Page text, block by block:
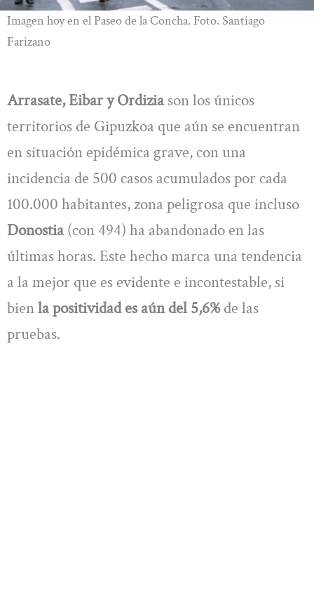
Imagen hoy en el Paseo de la Concha. Foto. Santiago
Farizano
Arrasate, Eibar y Ordiziason los únicos
territorios de Gipuzkoa que aún se encuentran
en situación epidémica grave, con una
incidencia de 500 casos acumulados por cada
100.000 habitantes, zona peligrosa que incluso
Donostia(con 494) ha abandonado en las
últimas horas. Este hecho marca una tendencia
a la mejor que es evidente e incontestable, si
bienla positividad es aún del 5,6% de las
pruebas.